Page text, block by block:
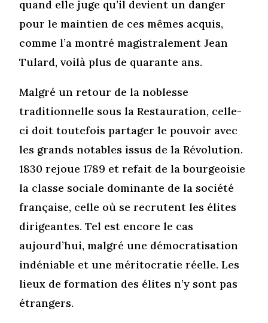
quand elle juge qu’il devient un danger
pour le maintien de ces mêmes acquis,
comme l’a montré magistralement Jean
Tulard, voilà plus de quarante ans.
Malgré un retour de la noblesse
traditionnelle sous la Restauration, celle-
ci doit toutefois partager le pouvoir avec
les grands notables issus de la Révolution.
1830 rejoue 1789 et refait de la bourgeoisie
la classe sociale dominante de la société
française, celle où se recrutent les élites
dirigeantes. Tel est encore le cas
aujourd’hui, malgré une démocratisation
indéniable et une méritocratie réelle. Les
lieux de formation des élites n’y sont pas
étrangers.